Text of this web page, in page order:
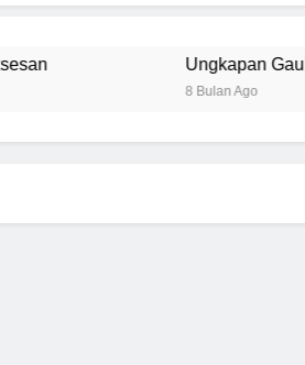
Ungkapan Gaul yang Wajib